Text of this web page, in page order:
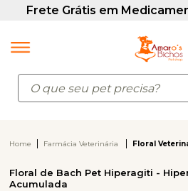
Home Farmácia Veterinária Floral
Floral de Bach Pet Hiperagiti -
Acumulada